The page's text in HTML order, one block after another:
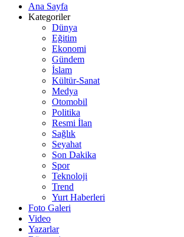
Ana Sayfa
Kategoriler
Dünya
Eğitim
Ekonomi
Gündem
İslam
Kültür-Sanat
Medya
Otomobil
Politika
Resmi İlan
Sağlık
Seyahat
Son Dakika
Spor
Teknoloji
Trend
Yurt Haberleri
Foto Galeri
Video
Yazarlar